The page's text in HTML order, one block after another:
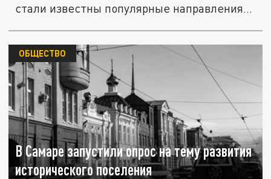
стали известны популярные направления...
В Самаре запустили опрос на тему развития
исторического поселения
ОБЩЕСТВО